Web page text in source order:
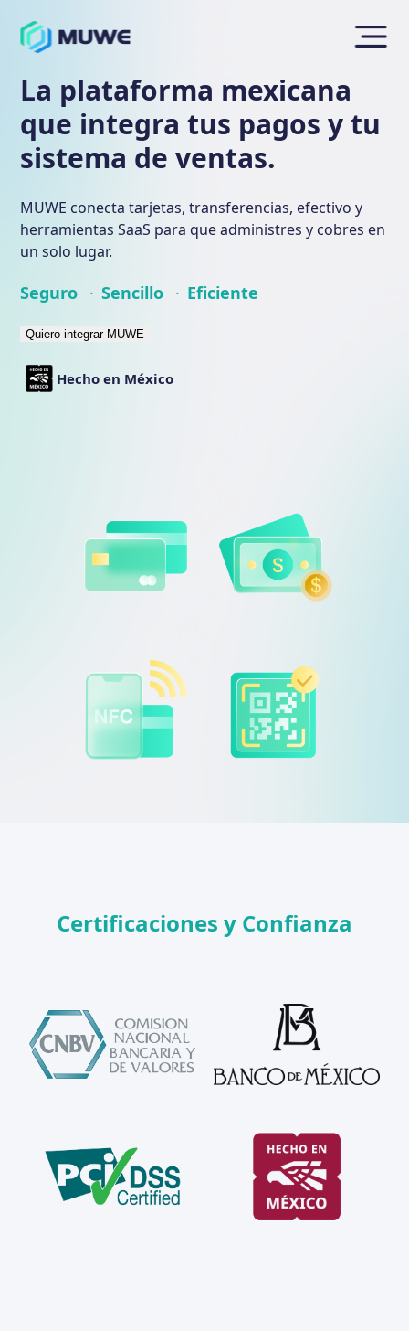
La plataforma mexicana
que integra tus pagos y tu
sistema de ventas.
MUWE conecta tarjetas, transferencias, efectivo y
herramientas SaaS para que administres y cobres en
un solo lugar.
Seguro · Sencillo · Eficiente
Quiero integrar MUWE
Hecho en México
Certificaciones y Confianza